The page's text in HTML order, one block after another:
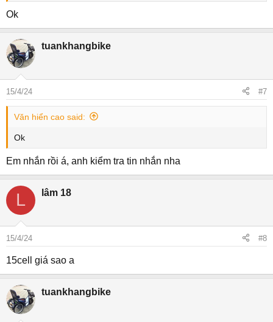
Ok
tuankhangbike
15/4/24 #7
Văn hiển cao said:
Ok
Em nhắn rồi á, anh kiểm tra tin nhắn nha
L lâm 18
15/4/24 #8
15cell giá sao a
tuankhangbike